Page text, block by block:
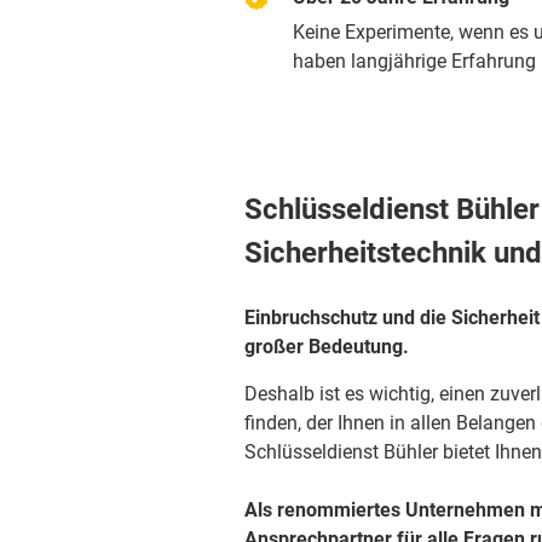
Keine Experimente, wenn
haben langjährige
Schlüsseldienst
Sicherheitstechnik
Einbruchschutz und die
großer Bedeutung.
Deshalb ist es wichtig, einen
finden, der Ihnen in allen
Schlüsseldienst Bühler bietet
Als renommiertes Unternehmen